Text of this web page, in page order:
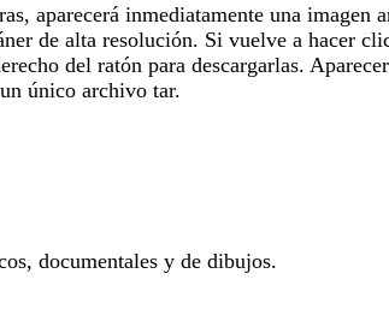
aparecerá inmediatamente una
de alta resolución. Si vuelve a hacer
del ratón para descargarlas.
único archivo tar.
documentales y de dibujos.